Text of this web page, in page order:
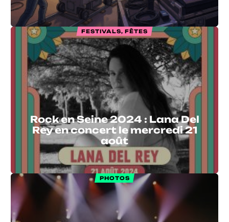
FESTIVALS, FÊTES
Rock en Seine 2024 : Lana Del
Rey en concert le mercredi 21
août
PHOTOS